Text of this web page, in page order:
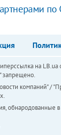
на
запрещено.
компаний" /
обнародованные